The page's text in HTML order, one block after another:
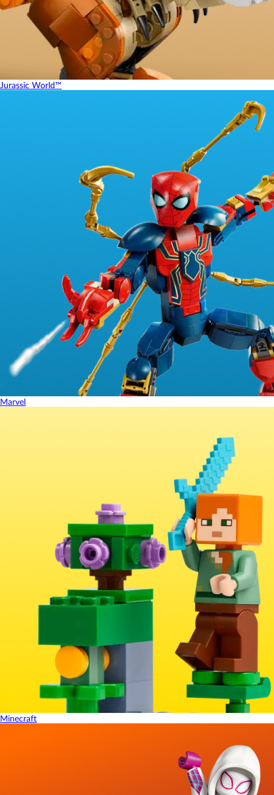
Jurassic World™
Marvel
Minecraft